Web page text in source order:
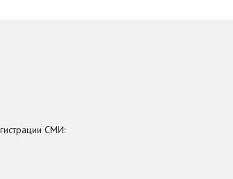
СМИ: